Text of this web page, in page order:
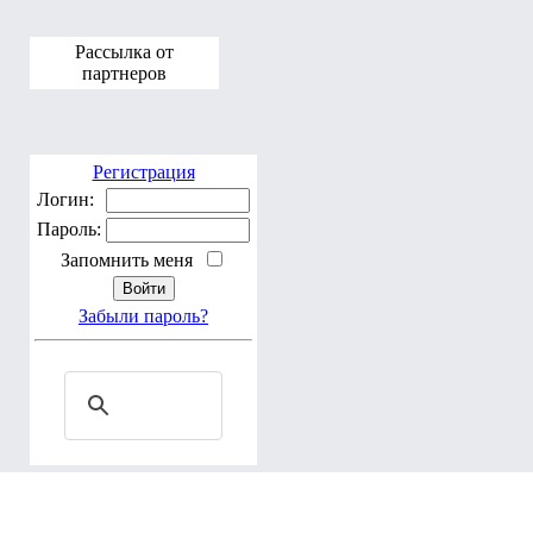
Рассылка от
партнеров
Регистрация
Логин:
Пароль:
Запомнить меня
Забыли пароль?